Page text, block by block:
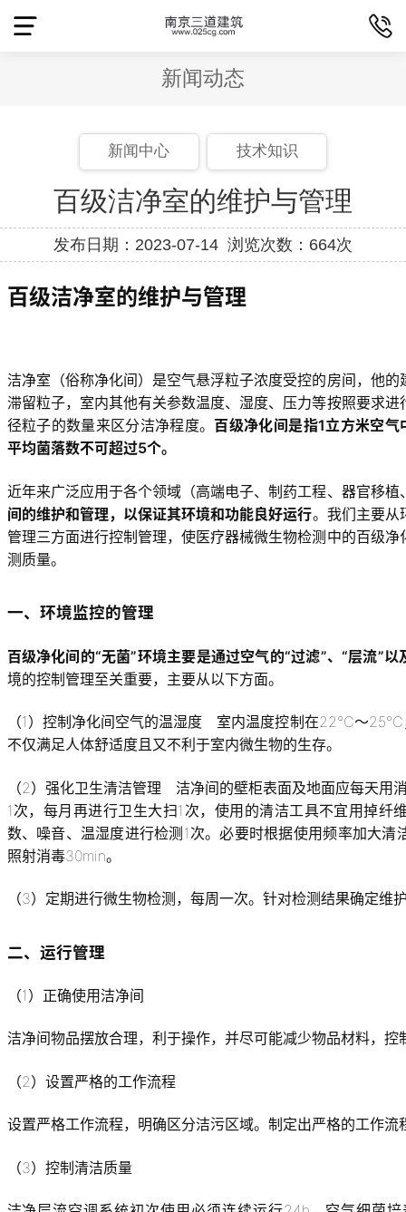
新闻动态
新闻中心 技术知识
百级洁净室的维护与管理
发布日期：2023-07-14 浏览次数：664次
百级洁净室的维护与管理
洁净室（俗称净化间）是空气悬浮粒子浓度受控的房间，他
滞留粒子，室内其他有关参数温度、湿度、压力等按照要求
径粒子的数量来区分洁净程度。 百级净化间是指1立方米空
平均菌落数不可超过5个。
近年来广泛应用于各个领域（高端电子、制药工程、器官移植
间的维护和管理，以保证其环境和功能良好运行。我们主要从
管理三方面进行控制管理，使医疗器械微生物检测中的百级
测质量。
一、环境监控的管理
百级净化间的“无菌”环境主要是通过空气的“过滤”、“层流”
境的控制管理至关重要，主要从以下方面。
（1）控制净化间空气的温湿度 室内温度控制在22℃～25℃
不仅满足人体舒适度且又不利于室内微生物的生存。
（2）强化卫生清洁管理 洁净间的壁柜表面及地面应每天用
1次，每月再进行卫生大扫1次，使用的清洁工具不宜用掉纤
数、噪音、温湿度进行检测1次。必要时根据使用频率加大清
照射消毒30min。
（3）定期进行微生物检测，每周一次。针对检测结果确定维
二、运行管理
（1）正确使用洁净间
洁净间物品摆放合理，利于操作，并尽可能减少物品材料，控
（2）设置严格的工作流程
设置严格工作流程，明确区分洁污区域。制定出严格的工作流
（3）控制清洁质量